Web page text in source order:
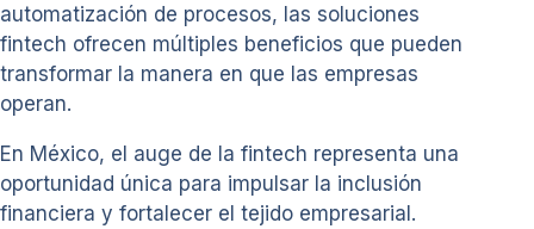
automatización de procesos, las soluciones
fintech ofrecen múltiples beneficios que pueden
transformar la manera en que las empresas
operan.
En México, el auge de la fintech representa una
oportunidad única para impulsar la inclusión
financiera y fortalecer el tejido empresarial.